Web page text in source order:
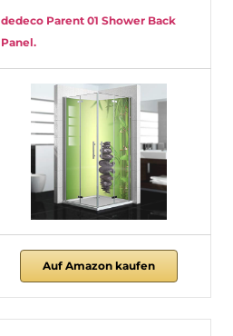
dedeco Parent 01 Shower Back
Panel.
Auf Amazon kaufen